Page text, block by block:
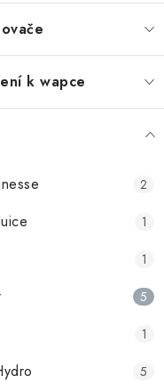
k wapce
2
1
1
5
1
5